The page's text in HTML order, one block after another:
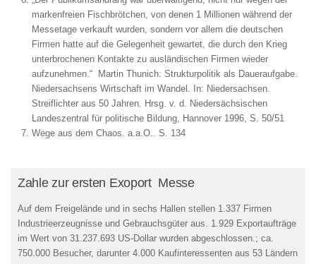
markenfreien Fischbrötchen, von denen 1 Millionen während der
Messetage verkauft wurden, sondern vor allem die deutschen
Firmen hatte auf die Gelegenheit gewartet, die durch den Krieg
unterbrochenen Kontakte zu ausländischen Firmen wieder
aufzunehmen.“ Martin Thunich: Strukturpolitik als Daueraufgabe.
Niedersachsens Wirtschaft im Wandel. In: Niedersachsen.
Streiflichter aus 50 Jahren. Hrsg. v. d. Niedersächsischen
Landeszentral für politische Bildung, Hannover 1996, S. 50/51
Wege aus dem Chaos. a.a.O.. S. 134
Zahle zur ersten Exoport Messe
Auf dem Freigelände und in sechs Hallen stellen 1.337 Firmen
Industrieerzeugnisse und Gebrauchsgüter aus. 1.929 Exportaufträge
im Wert von 31.237.693 US-Dollar wurden abgeschlossen.; ca.
750.000 Besucher, darunter 4.000 Kaufinteressenten aus 53 Ländern